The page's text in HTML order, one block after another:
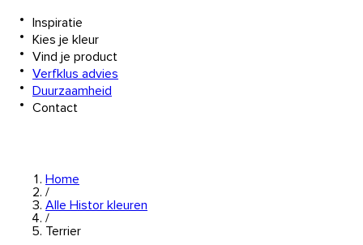
Inspiratie
Kies je kleur
Vind je product
Verfklus advies
Duurzaamheid
Contact
Home
/
Alle Histor kleuren
/
Terrier